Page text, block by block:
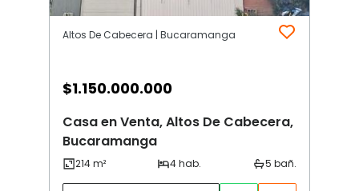
Altos De Cabecera | Bucaramanga
$1.150.000.000
Casa en Venta, Altos De Cabecera,
Bucaramanga